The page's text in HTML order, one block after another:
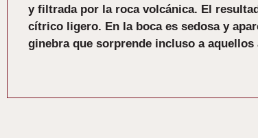
y filtrada por la roca volcánica. El
cítrico ligero. En la boca es sedosa y
ginebra que sorprende incluso a